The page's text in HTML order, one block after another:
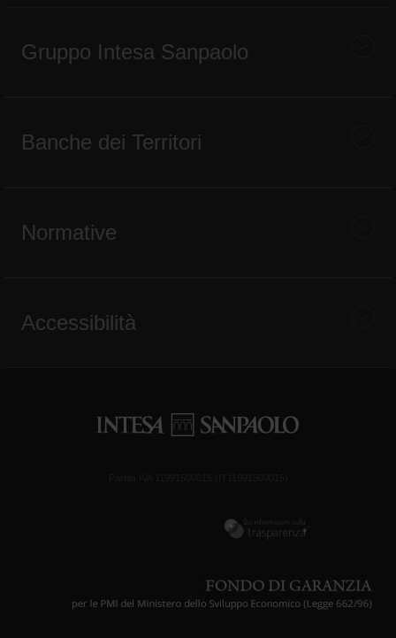
Gruppo Intesa Sanpaolo
Banche dei Territori
Normative
Accessibilità